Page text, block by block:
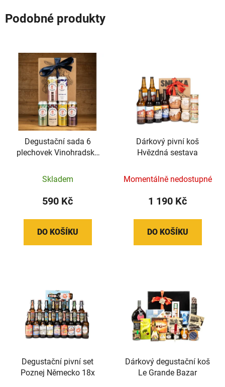
Podobné produkty
Degustační sada 6
plechovek Vinohradský
Skladem
590 Kč
DO KOŠÍKU
Dárkový pivní koš
Hvězdná sestava
Momentálně nedostupné
1 190 Kč
DO KOŠÍKU
Degustační pivní set
Poznej Německo 18x
Dárkový degustační koš
Le Grande Bazar